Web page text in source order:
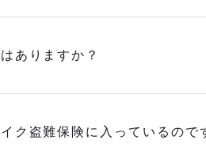
ありますか？
ク盗難保険に入っているので